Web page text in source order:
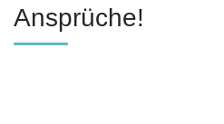
Ansprüche!